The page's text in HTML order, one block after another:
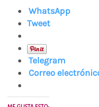
WhatsApp
Tweet
Telegram
Correo